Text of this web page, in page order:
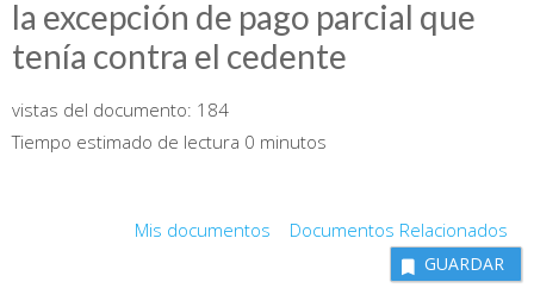
la excepción de pago parcial que
tenía contra el cedente
vistas del documento: 184
Tiempo estimado de lectura 0 minutos
Mis documentos Documentos Relacionados
GUARDAR